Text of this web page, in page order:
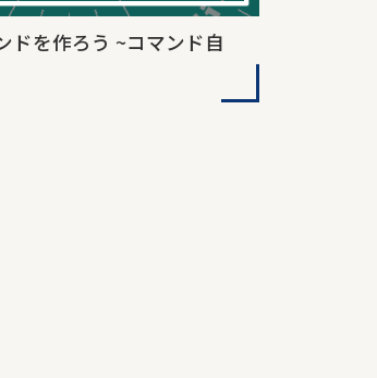
ドを作ろう ~コマンド自